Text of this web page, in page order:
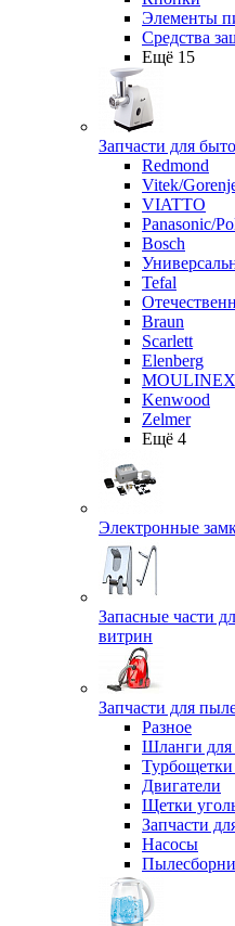
Элементы
Средства
Ещё 15
Запчасти для
Redmond
Vitek/
VIATTO
Panasonic/
Bosch
Tefal
Braun
Scarlett
Elenberg
MOULINEX
Kenwood
Zelmer
Ещё 4
Электронные
Запасные части
витрин
Запчасти для
Разное
Шланги для
Турбощетки
Двигатели
Щетки
Запчасти
Насосы